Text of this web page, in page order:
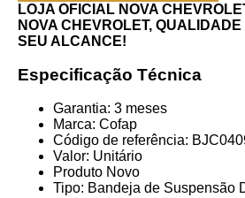
LOJA OFICIAL NOVA
NOVA CHEVROLET,
SEU ALCANCE!
Especificação Técnica
Garantia: 3 meses
Marca: Cofap
Código de referência:
Valor: Unitário
Produto Novo
Tipo: Bandeja de Suspensão